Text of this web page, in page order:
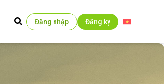
Đăng nhập Đăng ký